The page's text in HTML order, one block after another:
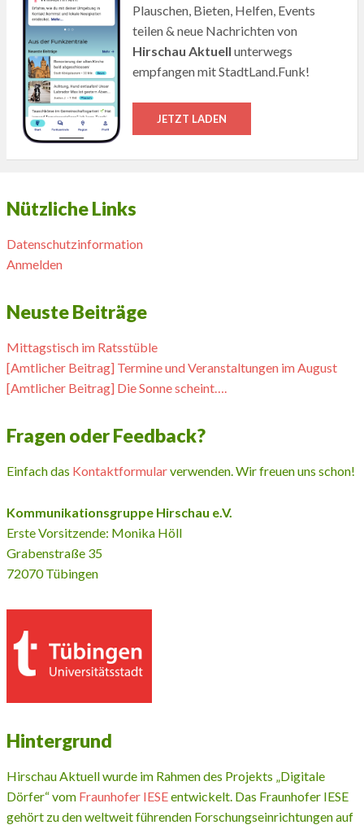
Plauschen, Bieten, Helfen, Events
teilen & neue Nachrichten von
Hirschau Aktuell unterwegs
empfangen mit StadtLand.Funk!
JETZT LADEN
Nützliche Links
Datenschutzinformation
Anmelden
Neuste Beiträge
Mittagstisch im Ratsstüble
[Amtlicher Beitrag] Termine und Veranstaltungen im August
[Amtlicher Beitrag] Die Sonne scheint….
Fragen oder Feedback?
Einfach das Kontaktformularverwenden. Wir freuen uns schon!
Kommunikationsgruppe Hirschau e.V.
Erste Vorsitzende: Monika Höll
Grabenstraße 35
72070 Tübingen
Hintergrund
Hirschau Aktuell wurde im Rahmen des Projekts „Digitale
Dörfer“ vom Fraunhofer IESEentwickelt. Das Fraunhofer IESE
gehört zu den weltweit führenden Forschungseinrichtungen auf